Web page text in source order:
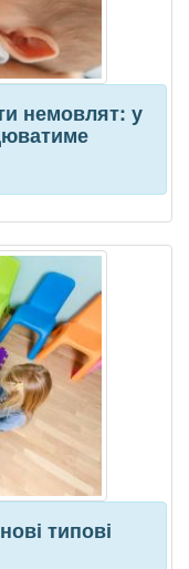
немовлят: у
типові